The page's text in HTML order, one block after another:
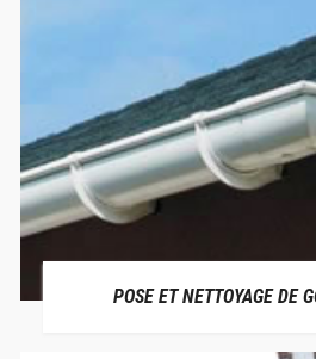
POSE ET NETTOYAGE DE